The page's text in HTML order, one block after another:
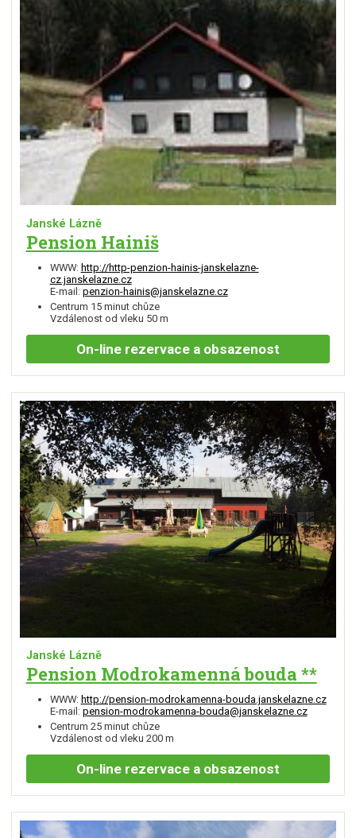
Janské Lázně
Pension Hainiš
WWW: http://http-penzion-hainis-janskelazne-
cz.janskelazne.cz
E-mail: penzion-hainis@janskelazne.cz
Centrum 15 minut chůze
Vzdálenost od vleku 50 m
On-line rezervace a obsazenost
Janské Lázně
Pension Modrokamenná bouda **
WWW: http://pension-modrokamenna-bouda.janskelazne.cz
E-mail: pension-modrokamenna-bouda@janskelazne.cz
Centrum 25 minut chůze
Vzdálenost od vleku 200 m
On-line rezervace a obsazenost